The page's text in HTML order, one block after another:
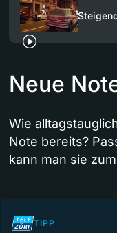
Neue
Wie
Note bereits?
kann man sie
TIPP